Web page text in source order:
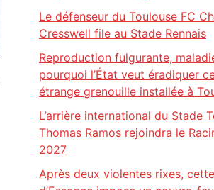
Le défenseur du Toulouse FC
Cresswell file au Stade Rennais
Reproduction fulgurante,
pourquoi l’État veut éradiquer
étrange grenouille installée à
L’arrière international du Stade
Thomas Ramos rejoindra le
2027
Après deux violentes rixes,